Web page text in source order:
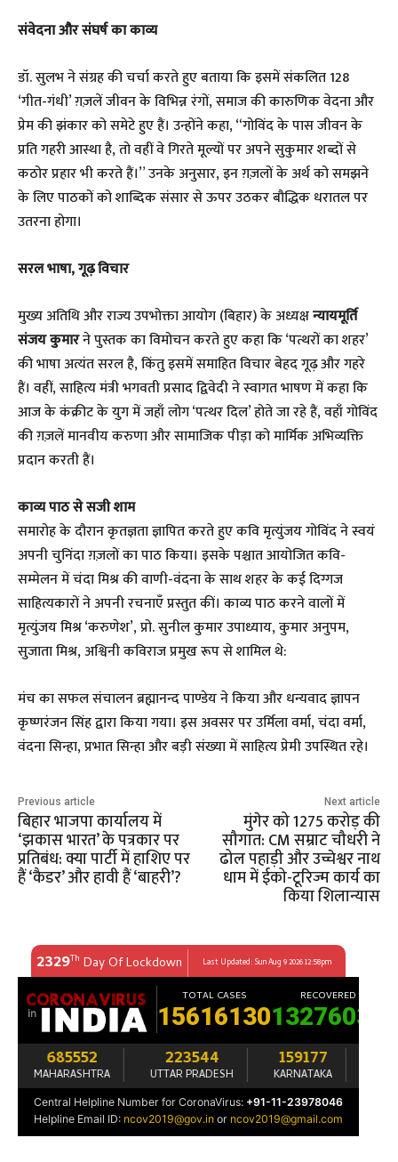
संवेदना और संघर्ष का काव्य
​डॉ. सुलभ ने संग्रह की चर्चा करते हुए बताया कि इसमें संकलित 128
‘गीत-गंधी’ ग़ज़लें जीवन के विभिन्न रंगों, समाज की कारुणिक वेदना और
प्रेम की झंकार को समेटे हुए हैं। उन्होंने कहा, “गोविंद के पास जीवन के
प्रति गहरी आस्था है, तो वहीं वे गिरते मूल्यों पर अपने सुकुमार शब्दों से
कठोर प्रहार भी करते हैं।” उनके अनुसार, इन ग़ज़लों के अर्थ को समझने
के लिए पाठकों को शाब्दिक संसार से ऊपर उठकर बौद्धिक धरातल पर
उतरना होगा।
सरल भाषा, गूढ़ विचार
​मुख्य अतिथि और राज्य उपभोक्ता आयोग (बिहार) के अध्यक्षन्यायमूर्ति
संजय कुमारने पुस्तक का विमोचन करते हुए कहा कि ‘पत्थरों का शहर’
की भाषा अत्यंत सरल है, किंतु इसमें समाहित विचार बेहद गूढ़ और गहरे
हैं। वहीं, साहित्य मंत्री भगवती प्रसाद द्विवेदी ने स्वागत भाषण में कहा कि
आज के कंक्रीट के युग में जहाँ लोग ‘पत्थर दिल’ होते जा रहे हैं, वहाँ गोविंद
की ग़ज़लें मानवीय करुणा और सामाजिक पीड़ा को मार्मिक अभिव्यक्ति
प्रदान करती हैं।
​काव्य पाठ से सजी शाम
समारोह के दौरान कृतज्ञता ज्ञापित करते हुए कवि मृत्युंजय गोविंद ने स्वयं
अपनी चुनिंदा ग़ज़लों का पाठ किया। इसके पश्चात आयोजित कवि-
सम्मेलन में चंदा मिश्र की वाणी-वंदना के साथ शहर के कई दिग्गज
साहित्यकारों ने अपनी रचनाएँ प्रस्तुत कीं। काव्य पाठ करने वालों में
मृत्युंजय मिश्र ‘करुणेश’, प्रो. सुनील कुमार उपाध्याय, कुमार अनुपम,
सुजाता मिश्र, अश्विनी कविराज प्रमुख रूप से शामिल थे:
मंच का सफल संचालन ब्रह्मानन्द पाण्डेय ने किया और धन्यवाद ज्ञापन
कृष्णरंजन सिंह द्वारा किया गया। इस अवसर पर उर्मिला वर्मा, चंदा वर्मा,
वंदना सिन्हा, प्रभात सिन्हा और बड़ी संख्या में साहित्य प्रेमी उपस्थित रहे।
Previous article
बिहार भाजपा कार्यालय में
‘झकास भारत’ के पत्रकार पर
प्रतिबंध: क्या पार्टी में हाशिए पर
हैं ‘कैडर’ और हावी हैं ‘बाहरी’?
Next article
मुंगेर को 1275 करोड़ की
सौगात: CM सम्राट चौधरी ने
ढोल पहाड़ी और उच्चेश्वर नाथ
धाम में ईको-टूरिज्म कार्य का
किया शिलान्यास